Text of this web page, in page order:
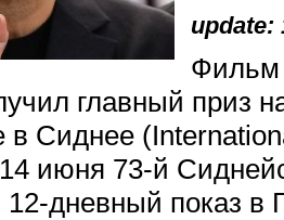
update:
Фильм
главный приз
в Сиднее
июня 73-й
дневный показ в